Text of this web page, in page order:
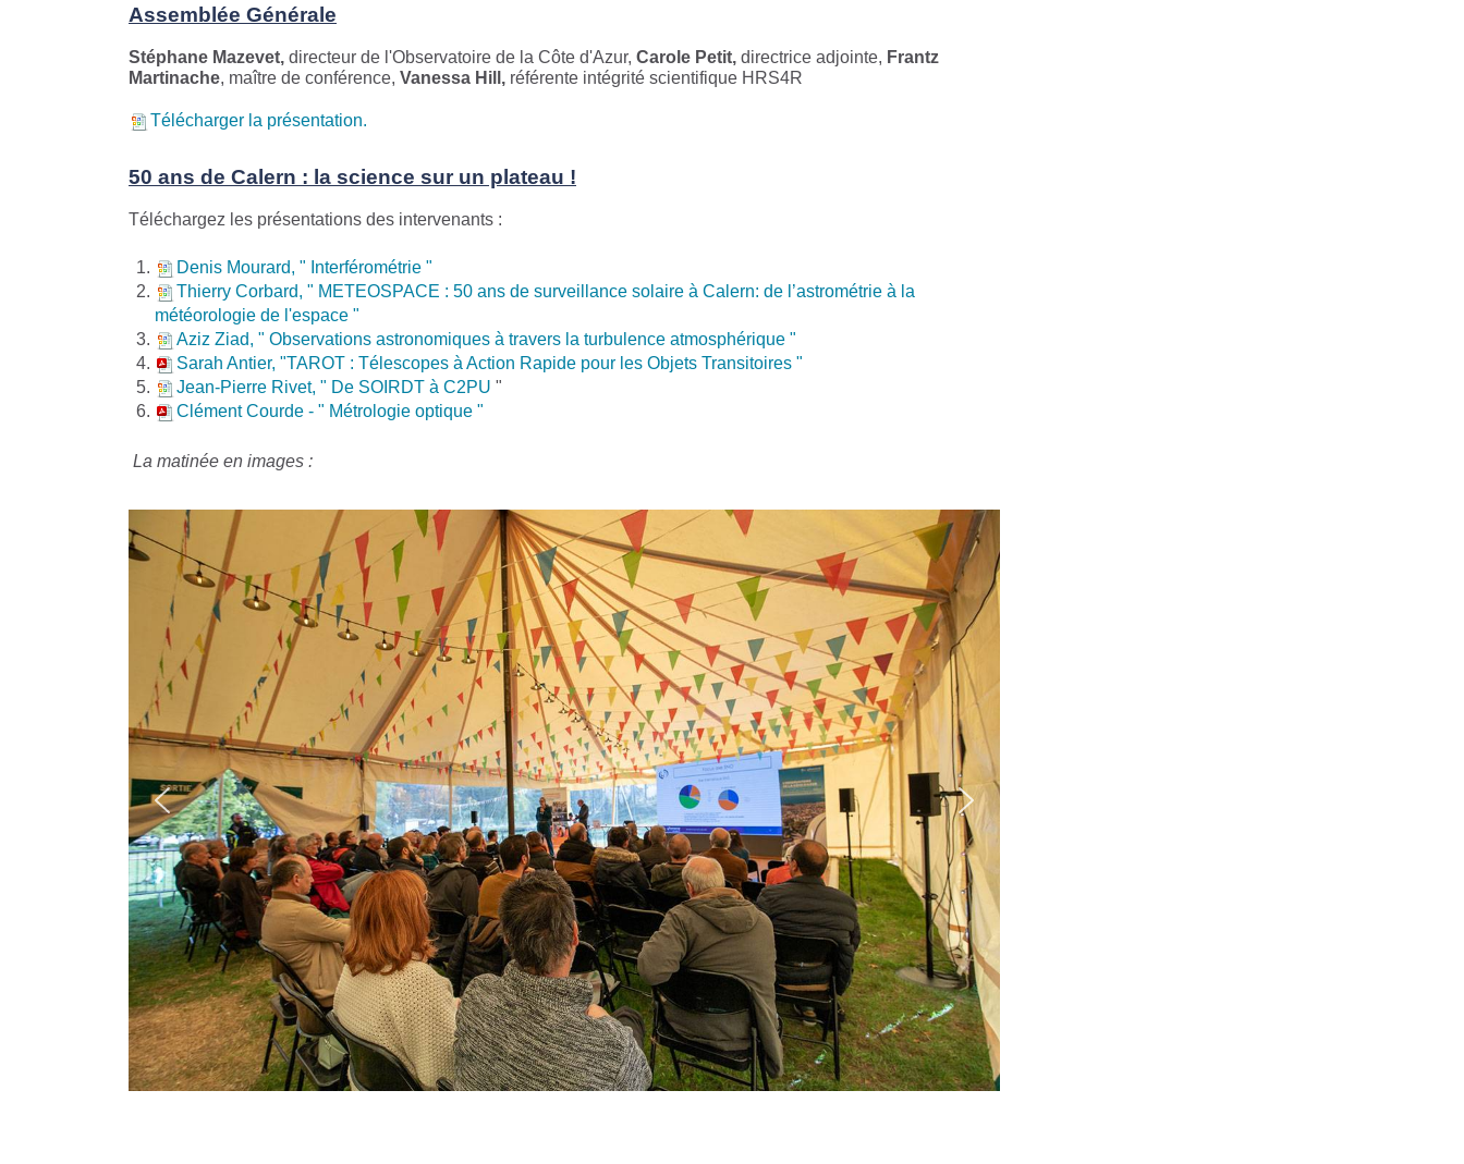
Assemblée Générale
Stéphane Mazevet, directeur de l'Observatoire de la Côte d'Azur, Carole Petit, directrice adjointe, Frantz
Martinache, maître de conférence, Vanessa Hill, référente intégrité scientifique HRS4R
Télécharger la présentation.
50 ans de Calern : la science sur un plateau !
Téléchargez les présentations des intervenants :
Denis Mourard, " Interférométrie "
Thierry Corbard, " METEOSPACE : 50 ans de surveillance solaire à Calern: de l’astrométrie à la
météorologie de l'espace "
Aziz Ziad, " Observations astronomiques à travers la turbulence atmosphérique "
Sarah Antier, "TAROT : Télescopes à Action Rapide pour les Objets Transitoires "
Jean-Pierre Rivet, " De SOIRDT à C2PU "
Clément Courde - " Métrologie optique "
La matinée en images :